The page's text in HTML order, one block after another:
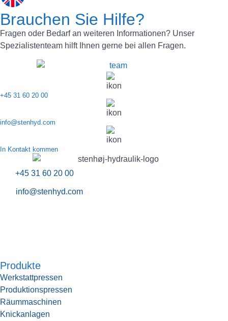
Brauchen Sie Hilfe?
Fragen oder Bedarf an weiteren Informationen? Unser
Spezialistenteam hilft Ihnen gerne bei allen Fragen.
+45 31 60 20 00
info@stenhyd.com
In Kontakt kommen
+45 31 60 20 00
info@stenhyd.com
Produkte
Werkstattpressen
Produktionspressen
Räummaschinen
Knickanlagen